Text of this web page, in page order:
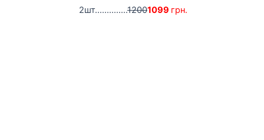
2шт..............12001099 грн.